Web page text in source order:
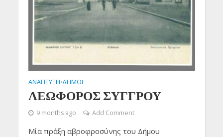
ΑΝΑΠΤΥΞΗ•ΔΗΜΟΙ
ΛΕΩΦΟΡΟΣ ΣΥΓΓΡΟΥ
9 months ago Add Comment
Μία πράξη αβροφροσύνης του Δήμου